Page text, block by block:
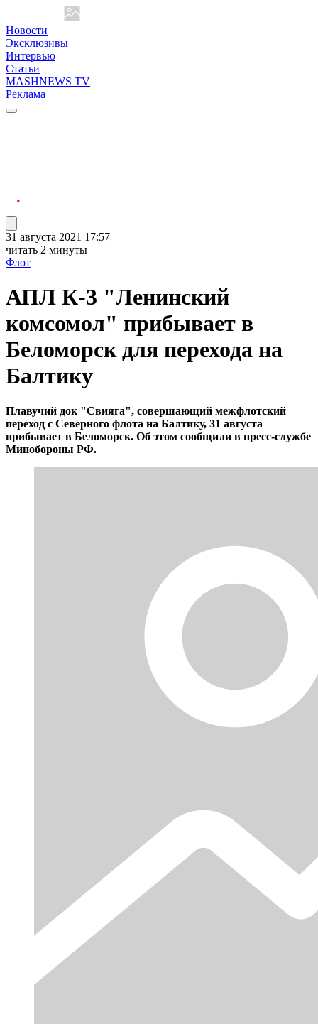
Новости
Эксклюзивы
Интервью
Статьи
MASHNEWS TV
Реклама
31 августа 2021 17:57
читать 2 минуты
Флот
АПЛ К-3 "Ленинский
комсомол" прибывает в
Беломорск для перехода на
Балтику
Плавучий док "Свияга", совершающий межфлотский
переход с Северного флота на Балтику, 31 августа
прибывает в Беломорск. Об этом сообщили в пресс-службе
Минобороны РФ.